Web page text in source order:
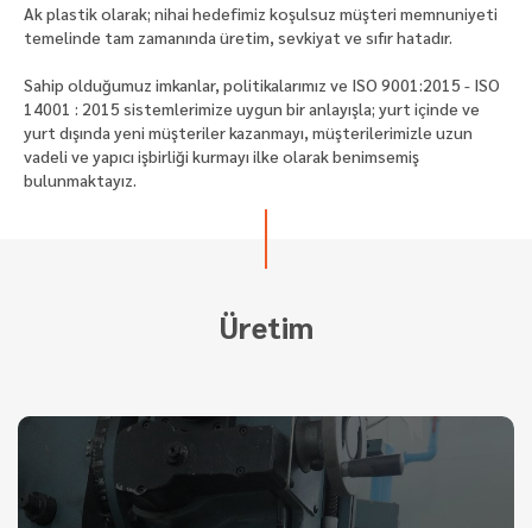
Ak plastik olarak; nihai hedefimiz koşulsuz müşteri memnuniyeti
temelinde tam zamanında üretim, sevkiyat ve sıfır hatadır.
Sahip olduğumuz imkanlar, politikalarımız ve ISO 9001:2015 - ISO
14001 : 2015 sistemlerimize uygun bir anlayışla; yurt içinde ve
yurt dışında yeni müşteriler kazanmayı, müşterilerimizle uzun
vadeli ve yapıcı işbirliği kurmayı ilke olarak benimsemiş
bulunmaktayız.
Üretim